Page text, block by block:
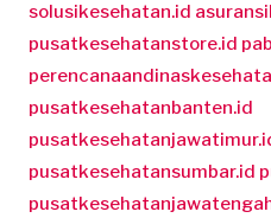
solusikesehatan.id
pusatkesehatanstore.id
pusatkesehatanbanten.id
pusatkesehatansumbar.id